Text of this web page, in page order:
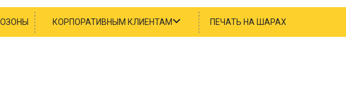
КОРПОРАТИВНЫМ КЛИЕНТАМ ПЕЧАТЬ НА ШАРАХ